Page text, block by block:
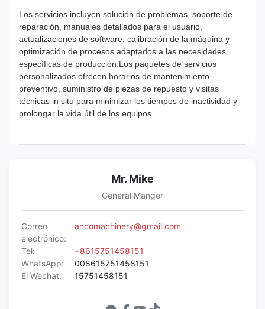
Los servicios incluyen solución de problemas, soporte de
reparación, manuales detallados para el usuario,
actualizaciones de software, calibración de la máquina y
optimización de procesos adaptados a las necesidades
específicas de producción.Los paquetes de servicios
personalizados ofrecen horarios de mantenimiento
preventivo, suministro de piezas de repuesto y visitas
técnicas in situ para minimizar los tiempos de inactividad y
prolongar la vida útil de los equipos.
Mr. Mike
General Manger
Correo
electrónico:
ancomachinery@gmail.com
Tel:
+8615751458151
WhatsApp:
008615751458151
El Wechat:
15751458151